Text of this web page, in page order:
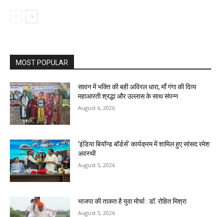
MOST POPULAR
सावन में भक्ति की बही अविरल धारा, माँ गंगा की दिव्य
महाआरती श्रद्धा और उल्लास के साथ संपन्न
August 6, 2026
‘इंडिया बियॉन्ड बॉर्डर्स’ कार्यक्रम में शामिल हुए सांसद रमेश
अवस्थी
August 5, 2026
भाजपा की ताकत है युवा मोर्चा : डॉ. रोहित मिश्रा
August 5, 2026